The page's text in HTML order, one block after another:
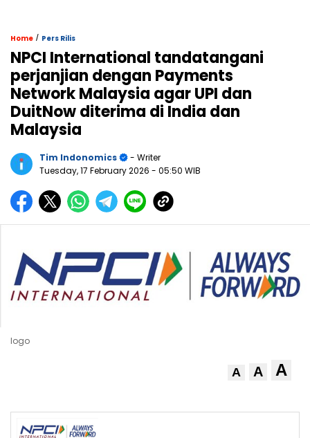
Home / Pers Rilis
NPCI International tandatangani
perjanjian dengan Payments
Network Malaysia agar UPI dan
DuitNow diterima di India dan
Malaysia
Tim Indonomics
- Writer
Tuesday, 17 February 2026 - 05:50 WIB
logo
A A A